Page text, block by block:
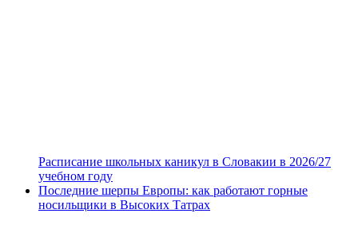
Расписание школьных каникул в Словакии в 2026/27
учебном году
Последние шерпы Европы: как работают горные
носильщики в Высоких Татрах